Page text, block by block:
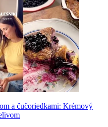
a čučoriedkami: Krémový